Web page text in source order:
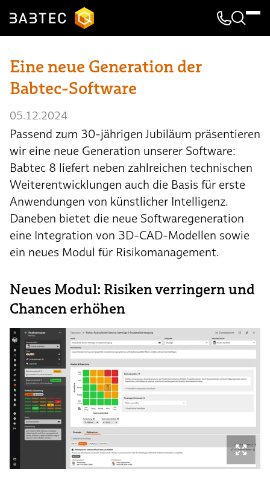
Suche
Kontakt &
Eine neue Generation der
Babtec-Software
05.12.2024
Passend zum 30-jährigen Jubiläum präsentieren
wir eine neue Generation unserer Software:
Babtec 8 liefert neben zahlreichen technischen
Weiterentwicklungen auch die Basis für erste
Anwendungen von künstlicher Intelligenz.
Daneben bietet die neue Softwaregeneration
eine Integration von 3D-CAD-Modellen sowie
ein neues Modul für Risikomanagement.
Neues Modul: Risiken verringern und
Chancen erhöhen